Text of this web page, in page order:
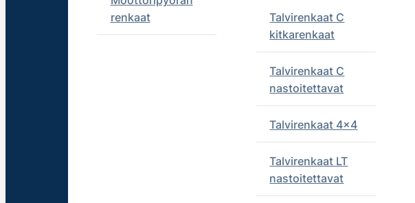
renkaat
Talvirenkaat C
kitkarenkaat
Talvirenkaat C
nastoitettavat
Talvirenkaat 4x4
Talvirenkaat LT
nastoitettavat